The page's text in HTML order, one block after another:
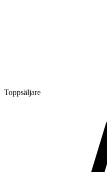
Toppsäljare